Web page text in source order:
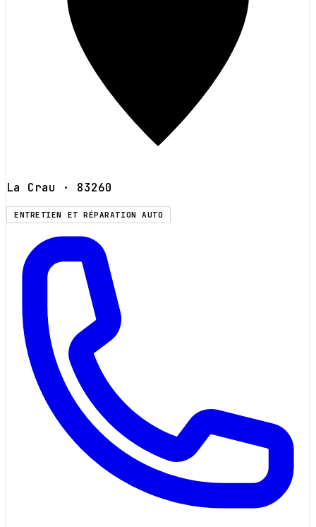
La Crau · 83260
ENTRETIEN ET RÉPARATION AUTO